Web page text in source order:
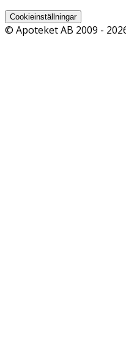
Cookieinställningar
© Apoteket AB 2009 -